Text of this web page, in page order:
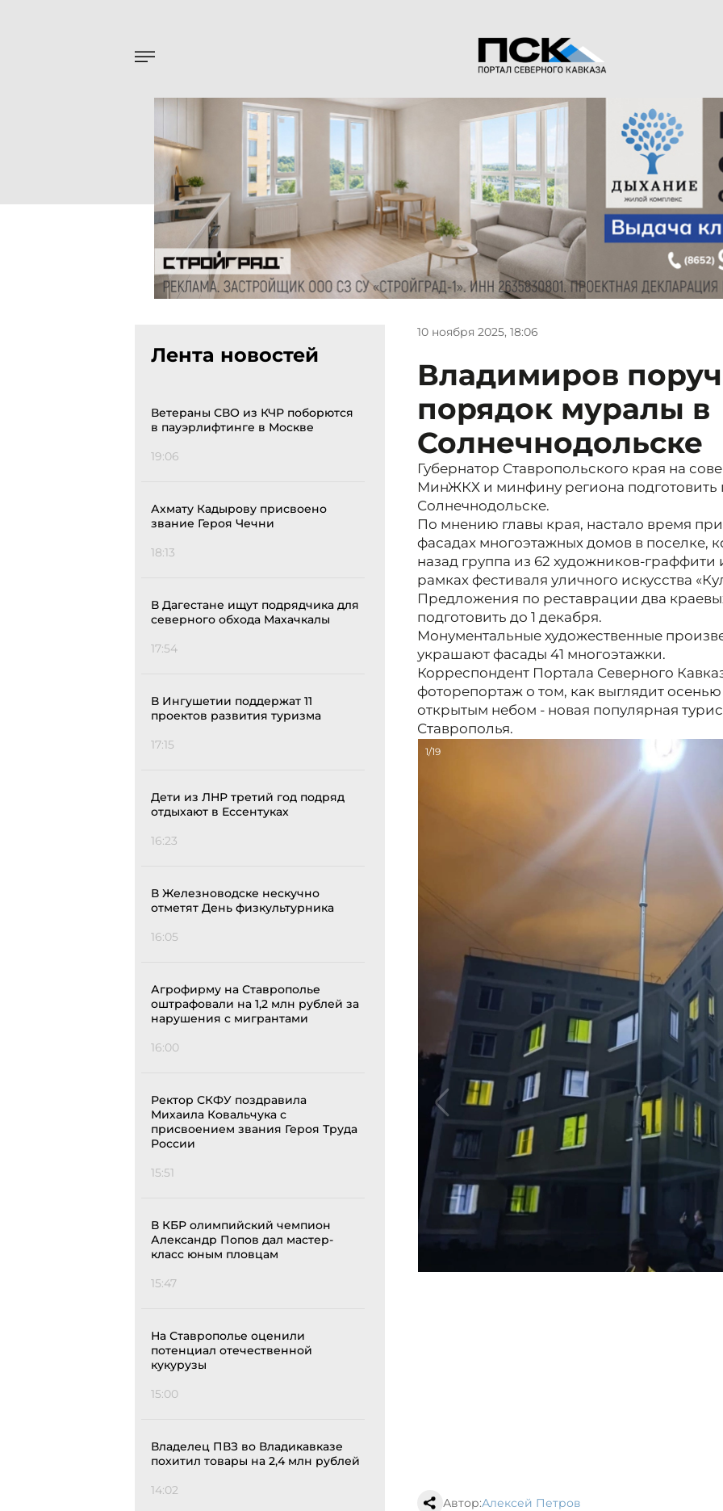
Лента новостей
Ветераны СВО из КЧР поборются
в пауэрлифтинге в Москве
19:06
Ахмату Кадырову присвоено
звание Героя Чечни
18:13
В Дагестане ищут подрядчика для
северного обхода Махачкалы
17:54
В Ингушетии поддержат 11
проектов развития туризма
17:15
Дети из ЛНР третий год подряд
отдыхают в Ессентуках
16:23
В Железноводске нескучно
отметят День физкультурника
16:05
Агрофирму на Ставрополье
оштрафовали на 1,2 млн рублей за
нарушения с мигрантами
16:00
Ректор СКФУ поздравила
Михаила Ковальчука с
присвоением звания Героя Труда
России
15:51
В КБР олимпийский чемпион
Александр Попов дал мастер-
класс юным пловцам
15:47
На Ставрополье оценили
потенциал отечественной
кукурузы
15:00
Владелец ПВЗ во Владикавказе
похитил товары на 2,4 млн рублей
14:02
10 ноября 2025, 18:06
Владимиров
порядок муралы в
Солнечнодольске
Губернатор Ставропольского края на
МинЖКХ и минфину региона подготовить
Солнечнодольске.
По мнению главы края, настало время
фасадах многоэтажных домов в поселке,
назад группа из 62 художников-граффити
рамках фестиваля уличного искусства
Предложения по реставрации два
подготовить до 1 декабря.
Монументальные художественные
украшают фасады 41 многоэтажки.
Корреспондент Портала Северного
фоторепортаж о том, как выглядит
открытым небом - новая популярная
Ставрополья.
1/19
Автор:Алексей Петров